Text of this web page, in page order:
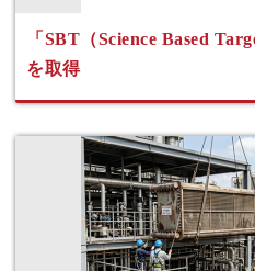
「SBT（Science Based
を取得